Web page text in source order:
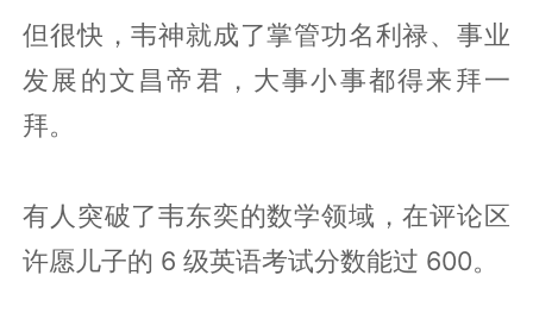
但很快，韦神就成了掌管功名利禄、事业
发展的文昌帝君，大事小事都得来拜一
拜。
有人突破了韦东奕的数学领域，在评论区
许愿儿子的 6 级英语考试分数能过 600。